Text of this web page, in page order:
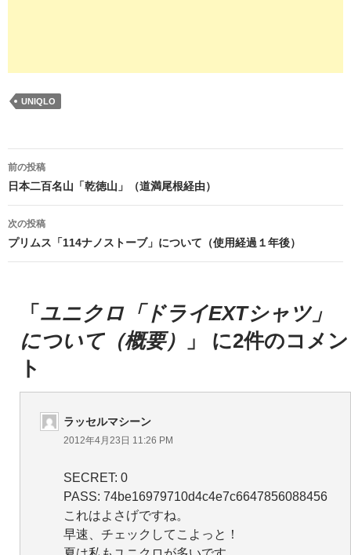
UNIQLO
投
稿
ナ
ビ
ョ
ン
前の投稿
日本二百名山「乾徳山」（道満尾根経由）
次の投稿
プリムス「114ナノストーブ」について（使用経過１年後）
「 ユニクロ「ドライEXTシャツ」
について（概要）
」 に2件のコメン
ト
ラッセルマシーン
2012年4月23日 11:26 PM
SECRET: 0
PASS: 74be16979710d4c4e7c6647856088456
これはよさげですね。
早速、チェックしてこよっと！